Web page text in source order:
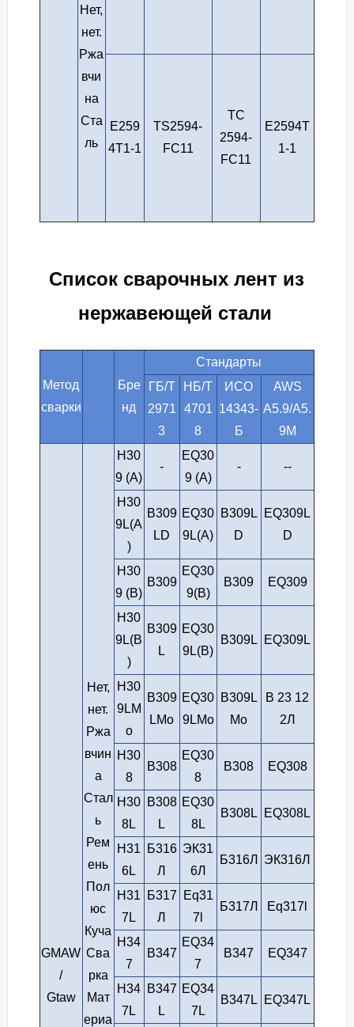
Нет,
нет.
Ржа
вчи
на
Ста
ль
E259
4T1-1
TS2594-
FC11
ТС
2594-
FC11
E2594T
1-1
Список сварочных лент из
нержавеющей стали
Метод
сварки
Бре
нд
Стандарты
ГБ/Т
2971
3
НБ/Т
4701
8
ИСО
14343-
Б
AWS
A5.9/A5.
9M
GMAW
/
Gtaw
Нет,
нет.
Ржа
вчин
а
Стал
ь
Рем
ень
Пол
юс
Куча
Сва
рка
Мат
ериа
Н30
9 (А)
-
EQ30
9 (А)
- --
H30
9L(A
)
B309
LD
EQ30
9L(A)
B309L
D
EQ309L
D
Н30
9 (В)
В309
EQ30
9(B)
В309 EQ309
H30
9L(B
)
B309
L
EQ30
9L(B)
B309L EQ309L
H30
9LM
o
B309
LMo
EQ30
9LMo
B309L
Mo
В 23 12
2Л
H30
8
B308
EQ30
8
B308 EQ308
H30
8L
B308
L
EQ30
8L
B308L EQ308L
H31
6L
Б316
Л
ЭК31
6Л
Б316Л ЭК316Л
H31
7L
Б317
Л
Eq31
7l
Б317Л Eq317l
Н34
7
В347
EQ34
7
В347 EQ347
H34
7L
B347
L
EQ34
7L
B347L EQ347L